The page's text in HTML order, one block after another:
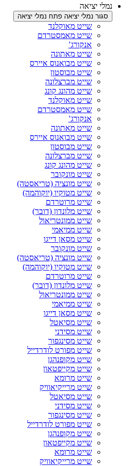
נמלי יציאה
סגור נמלי יציאה פתח נמלי יציאה
שייט מאוקלנד
שייט מאמסטרדם
אנקורג’
שייט מאתונה
שייט מבואנוס איירס
שייט מבוסטון
שייט מברצלונה
שייט מהונג קונג
שייט מאוקלנד
שייט מאמסטרדם
אנקורג’
שייט מאתונה
שייט מבואנוס איירס
שייט מבוסטון
שייט מברצלונה
שייט מהונג קונג
שייט מונקובר
שייט מונציה (טריאסטה)
שייט מטוקיו (יוקוהמה)
שייט מרוטרדם
שייט מלונדון (דובר)
שייט ממונטריאול
שייט ממיאמי
שייט מסאן דייגו
שייט מונקובר
שייט מונציה (טריאסטה)
שייט מטוקיו (יוקוהמה)
שייט מרוטרדם
שייט מלונדון (דובר)
שייט ממונטריאול
שייט ממיאמי
שייט מסאן דייגו
שייט מסיאטל
שייט מסידני
שייט מסינגפור
שייט מפורט לודרדייל
שייט מקופנהגן
שייט מקייפטאון
שייט מרומא
שייט מרייקיאוויק
שייט מסיאטל
שייט מסידני
שייט מסינגפור
שייט מפורט לודרדייל
שייט מקופנהגן
שייט מקייפטאון
שייט מרומא
שייט מרייקיאוויק